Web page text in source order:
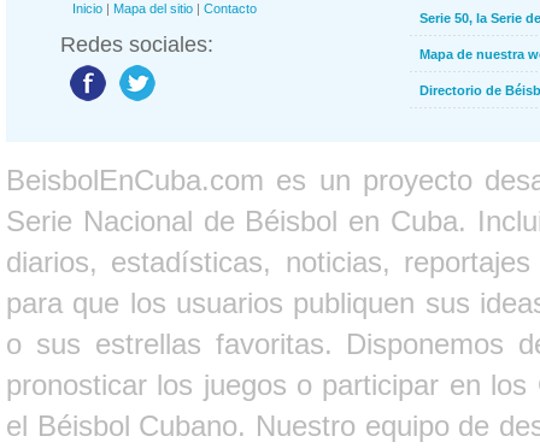
Inicio | Mapa del sitio | Contacto
Redes sociales:
Serie 50, la Serie
Mapa de nuestra
Directorio de
BeisbolEnCuba.com es un proyecto
Serie Nacional de Béisbol en Cuba.
diarios, estadísticas, noticias,
para que los usuarios publiquen sus
o sus estrellas favoritas. Disponemos
pronosticar los juegos o participar en
el Béisbol Cubano. Nuestro equipo de